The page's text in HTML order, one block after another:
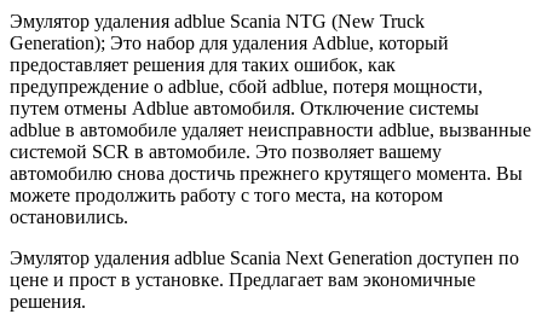
Эмулятор удаления adblue Scania NTG (New Truck
Generation); Это набор для удаления Adblue, который
предоставляет решения для таких ошибок, как
предупреждение о adblue, сбой adblue, потеря мощности,
путем отмены Adblue автомобиля. Отключение системы
adblue в автомобиле удаляет неисправности adblue, вызванные
системой SCR в автомобиле. Это позволяет вашему
автомобилю снова достичь прежнего крутящего момента. Вы
можете продолжить работу с того места, на котором
остановились.
Эмулятор удаления adblue Scania Next Generation доступен по
цене и прост в установке. Предлагает вам экономичные
решения.